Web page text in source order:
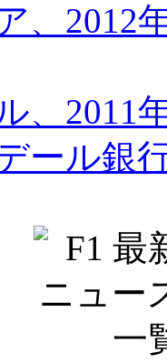
、2012
、2011
ール銀